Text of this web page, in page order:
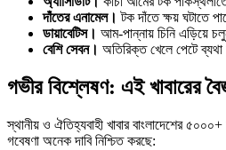
দাঁতের এনামেল। টক দাঁতে ক্ষয় ঘটাতে
ডায়াবেটিস। আম-পান্নায় চিনি এড়িয়ে
বেশি সেবন। অতিরিক্ত খেলে পেটে ব্যথা
গভীর বিশ্লেষণ: এই খাবারের
স্থানীয় ও ঐতিহ্যবাহী খাবার বাংলাদেশের
গবেষণা অনেক দাবি নিশ্চিত করছে: